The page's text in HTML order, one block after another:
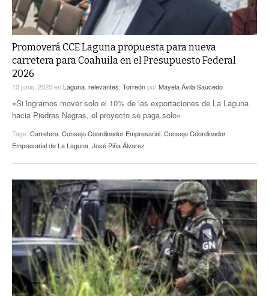
Promoverá CCE Laguna propuesta para nueva
carretera para Coahuila en el Presupuesto Federal
2026
10 junio, 2025en Laguna relevantes TorreónporMayela Ávila Saucedo
«Si logramos mover solo el 10% de las exportaciones de La Laguna
hacia Piedras Negras, el proyecto se paga solo»
Tags: Carretera Consejo Coordinador Empresarial Consejo Coordinador
Empresarial de La Laguna José Piña Álvarez